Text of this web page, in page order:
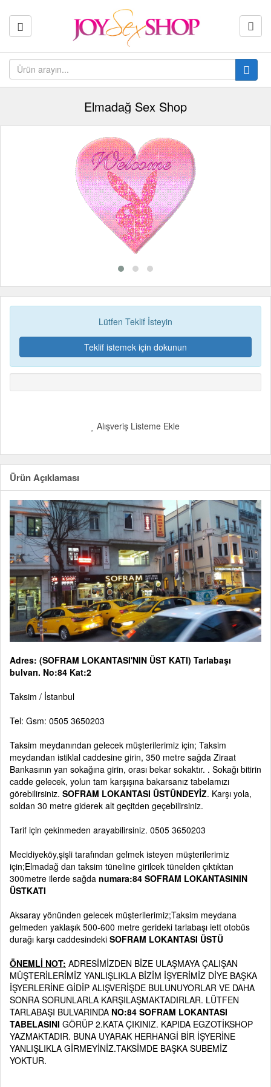
Elmadağ Sex Shop
Lütfen Teklif İsteyin
Teklif istemek için dokunun
Alışveriş Listeme Ekle
Ürün Açıklaması
Adres: (SOFRAM LOKANTASI'NIN ÜST KATI) Tarlabaşı
bulvarı. No:84 Kat:2
Taksim / İstanbul
Tel: Gsm: 0505 3650203
Taksim meydanından gelecek müşterilerimiz için; Taksim
meydandan istiklal caddesine girin, 350 metre sağda Ziraat
Bankasının yan sokağına girin, orası bekar sokaktır. . Sokağı bitirin
cadde gelecek, yolun tam karşışına bakarsanız tabelamızı
görebilirsiniz. SOFRAM LOKANTASI ÜSTÜNDEYİZ. Karşı yola,
soldan 30 metre giderek alt geçitden geçebilirsiniz.
Tarif için çekinmeden arayabilirsiniz. 0505 3650203
Mecidiyeköy,şişli tarafından gelmek isteyen müşterilerimiz
için;Elmadağ dan taksim tüneline girilcek tünelden çıktıktan
300metre ilerde sağda numara:84 SOFRAM LOKANTASININ
ÜSTKATI
Aksaray yönünden gelecek müşterilerimiz;Taksim meydana
gelmeden yaklaşık 500-600 metre gerideki tarlabaşı iett otobüs
durağı karşı caddesindeki SOFRAM LOKANTASI ÜSTÜ
ÖNEMLİ NOT: ADRESİMİZDEN BİZE ULAŞMAYA ÇALIŞAN
MÜŞTERİLERİMİZ YANLIŞLIKLA BİZİM İŞYERİMİZ DİYE BAŞKA
İŞYERLERİNE GİDİP ALIŞVERİŞDE BULUNUYORLAR VE DAHA
SONRA SORUNLARLA KARŞILAŞMAKTADIRLAR. LÜTFEN
TARLABAŞI BULVARINDA NO:84 SOFRAM LOKANTASI
TABELASINI GÖRÜP 2.KATA ÇIKINIZ. KAPIDA EGZOTİKSHOP
YAZMAKTADIR. BUNA UYARAK HERHANGİ BİR İŞYERİNE
YANLIŞLIKLA GİRMEYİNİZ.TAKSİMDE BAŞKA SUBEMİZ
YOKTUR.